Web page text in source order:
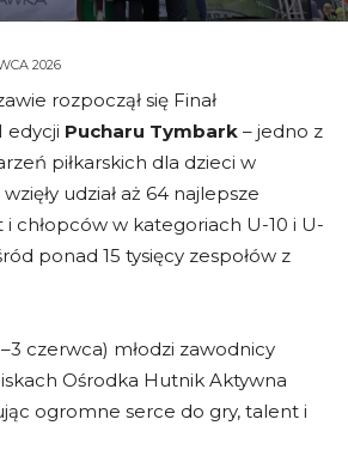
2026
rozpoczął się Finał
edycji Pucharu Tymbark – jedno z
piłkarskich dla dzieci w
udział aż 64 najlepsze
chłopców w kategoriach U-10 i U-
ponad 15 tysięcy zespołów z
czerwca) młodzi zawodnicy
Ośrodka Hutnik Aktywna
ogromne serce do gry, talent i